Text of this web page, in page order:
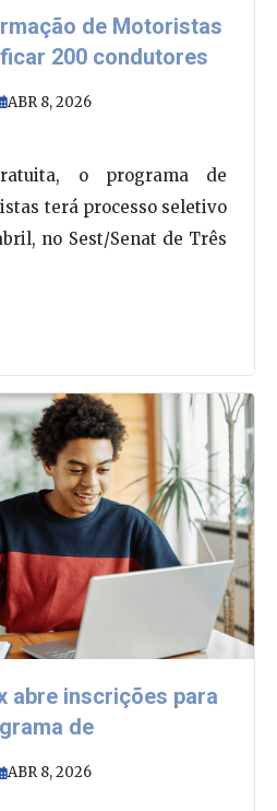
de Motoristas
200 condutores
ABR 8, 2026
o programa de
terá processo seletivo
no Sest/Senat de Três
abre inscrições para
de
ABR 8, 2026